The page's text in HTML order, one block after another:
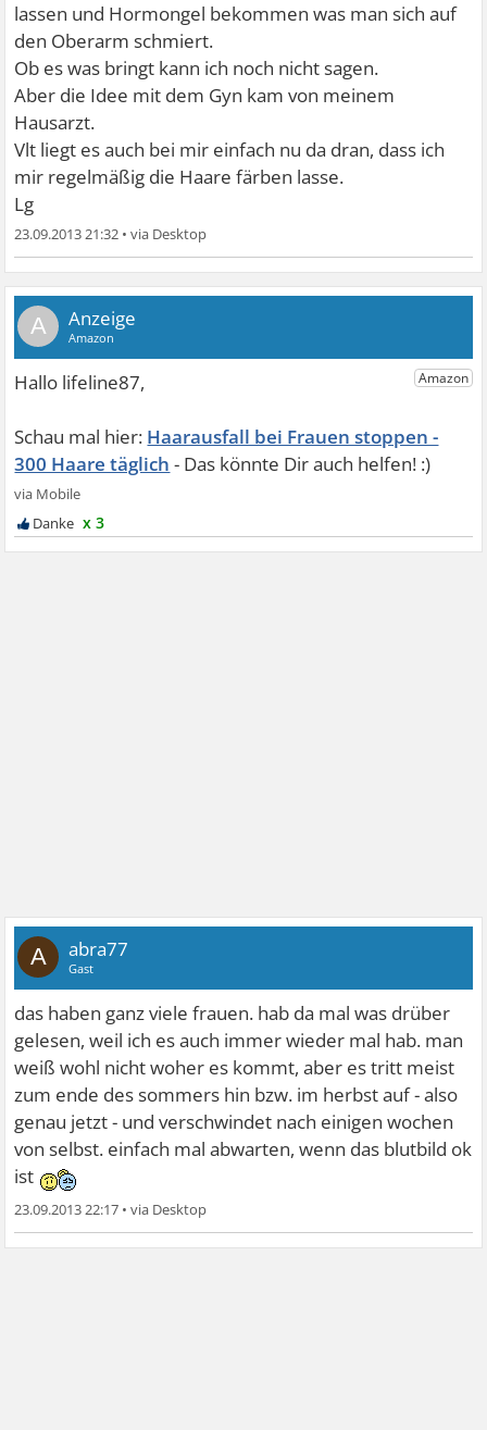
lassen und Hormongel bekommen was man sich auf
den Oberarm schmiert.
Ob es was bringt kann ich noch nicht sagen.
Aber die Idee mit dem Gyn kam von meinem
Hausarzt.
Vlt liegt es auch bei mir einfach nu da dran, dass ich
mir regelmäßig die Haare färben lasse.
Lg
23.09.2013 21:32 •
A
Haarausfall bei Frauen stoppen -
300 Haare täglich
x 3
A abra77
Gast
das haben ganz viele frauen. hab da mal was drüber
gelesen, weil ich es auch immer wieder mal hab. man
weiß wohl nicht woher es kommt, aber es tritt meist
zum ende des sommers hin bzw. im herbst auf - also
genau jetzt - und verschwindet nach einigen wochen
von selbst. einfach mal abwarten, wenn das blutbild ok
ist
23.09.2013 22:17 •